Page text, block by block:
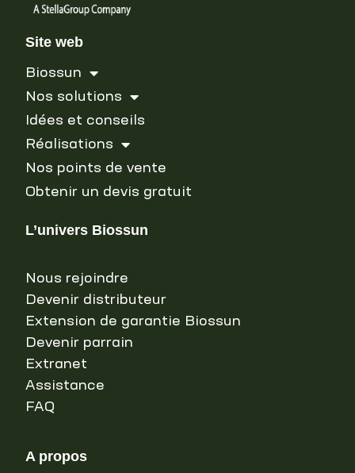
Site web
Biossun
Nos solutions
Idées et conseils
Réalisations
Nos points de vente
Obtenir un devis gratuit
L’univers Biossun
Nous rejoindre
Devenir distributeur
Extension de garantie Biossun
Devenir parrain
Extranet
Assistance
FAQ
A propos